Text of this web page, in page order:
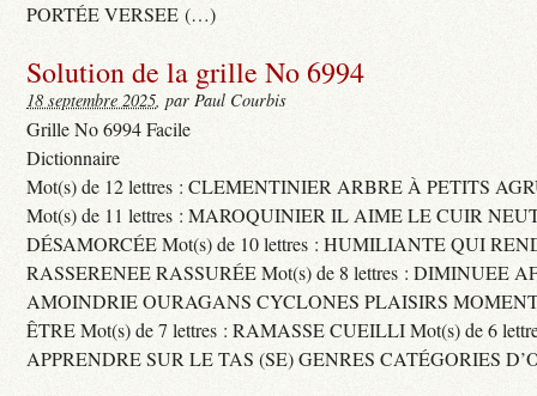
PORTÉE VERSEE (…)
Solution de la grille No 6994
18 septembre 2025, par Paul Courbis
Grille No 6994 Facile
Dictionnaire
Mot(s) de 12 lettres : CLEMENTINIER ARBRE À PETITS
Mot(s) de 11 lettres : MAROQUINIER IL AIME LE CUIR
DÉSAMORCÉE Mot(s) de 10 lettres : HUMILIANTE QUI
RASSERENEE RASSURÉE Mot(s) de 8 lettres : DIMINUEE
AMOINDRIE OURAGANS CYCLONES PLAISIRS
ÊTRE Mot(s) de 7 lettres : RAMASSE CUEILLI Mot(s) de 6
APPRENDRE SUR LE TAS (SE) GENRES CATÉGORIES